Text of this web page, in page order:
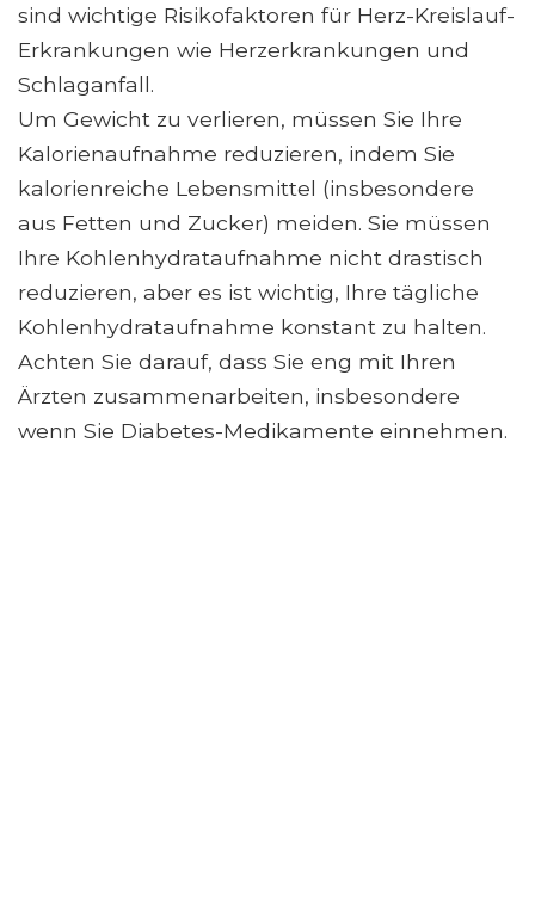
sind wichtige Risikofaktoren für Herz-Kreislauf-
Erkrankungen wie Herzerkrankungen und
Schlaganfall.
Um Gewicht zu verlieren, müssen Sie Ihre
Kalorienaufnahme reduzieren, indem Sie
kalorienreiche Lebensmittel (insbesondere
aus Fetten und Zucker) meiden. Sie müssen
Ihre Kohlenhydrataufnahme nicht drastisch
reduzieren, aber es ist wichtig, Ihre tägliche
Kohlenhydrataufnahme konstant zu halten.
Achten Sie darauf, dass Sie eng mit Ihren
Ärzten zusammenarbeiten, insbesondere
wenn Sie Diabetes-Medikamente einnehmen.